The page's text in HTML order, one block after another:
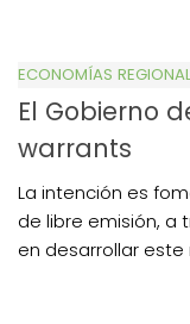
ECONOMÍAS
El Gobierno
warrants
La intención es
de libre emisión, a
en desarrollar